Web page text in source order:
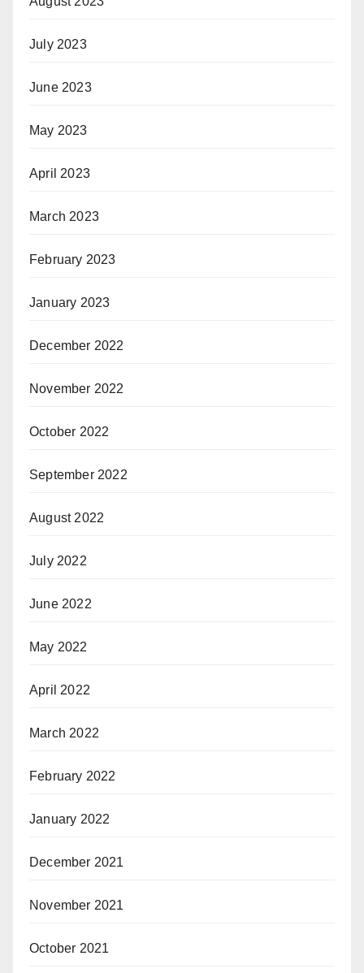
July 2023
June 2023
May 2023
April 2023
March 2023
February 2023
January 2023
December 2022
November 2022
October 2022
September 2022
August 2022
July 2022
June 2022
May 2022
April 2022
March 2022
February 2022
January 2022
December 2021
November 2021
October 2021